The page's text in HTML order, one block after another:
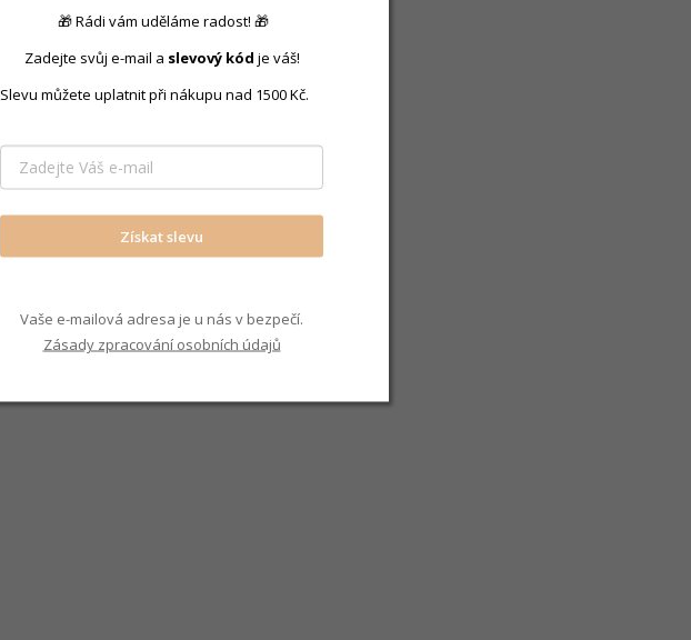
🎁 Rádi vám uděláme radost! 🎁
Zadejte svůj e-mail a slevový kód je váš!
Slevu můžete uplatnit při nákupu nad 1500 Kč.
Získat slevu
Vaše e-mailová adresa je u nás v bezpečí.
Zásady zpracování osobních údajů